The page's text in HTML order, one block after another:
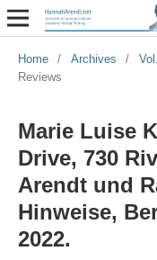
Home / Archives /
Reviews
Marie Luise
Drive, 730
Arendt und
Hinweise,
2022.